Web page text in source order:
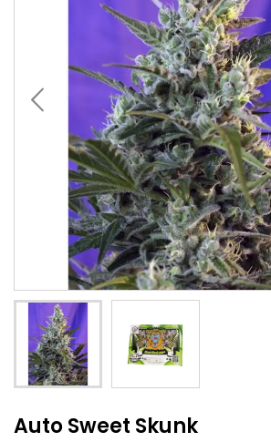
Auto Sweet Skunk